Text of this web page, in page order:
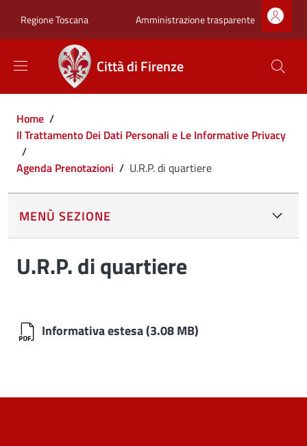
Regione Toscana Zona superiore
Amministrazione trasparente
Città di Firenze
Briciole di pane
Home /
Il Trattamento Dei Dati Personali e Le Informative Privacy
/
Agenda Prenotazioni / U.R.P. di quartiere
MENÙ SEZIONE
U.R.P. di quartiere
Informativa estesa(3.08 MB)